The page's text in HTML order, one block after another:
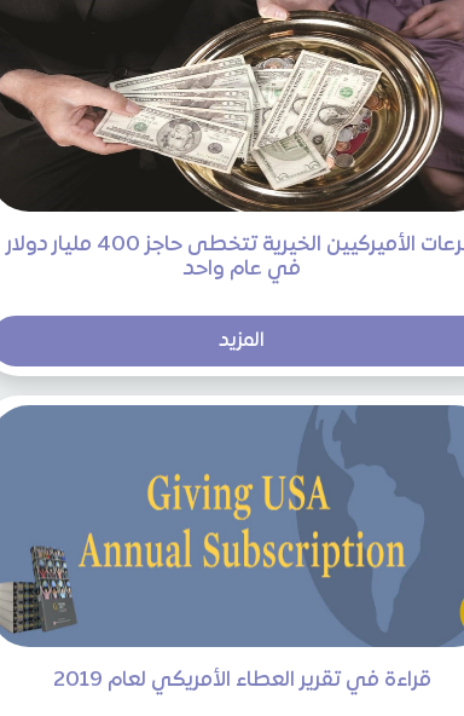
تبرعات الأميركيين الخيرية تتخطى حاجز 400 مليار دولار
في عام واحد
المزيد
قراءة في تقرير العطاء الأمريكي لعام 2019